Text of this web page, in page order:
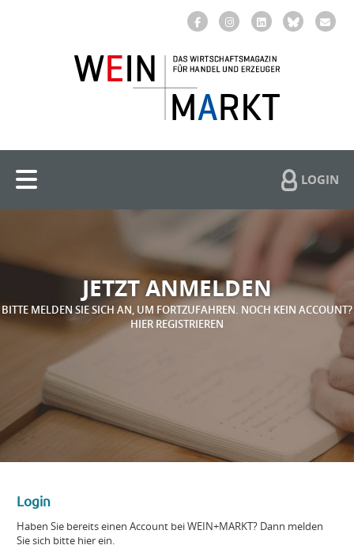
LOGIN
JETZT ANMELDEN
BITTE MELDEN SIE SICH AN, UM FORTZUFAHREN. NOCH KEIN ACCOUNT?
HIER REGISTRIEREN
Login
Haben Sie bereits einen Account bei WEIN+MARKT? Dann melden
Sie sich bitte hier ein.